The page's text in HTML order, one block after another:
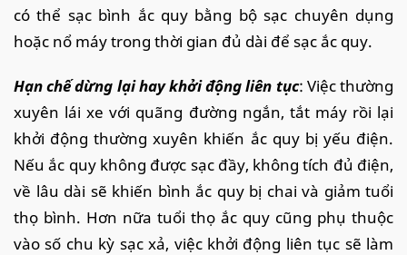
có thể sạc bình ắc quy bằng bộ sạc chuyên dụng
hoặc nổ máy trong thời gian đủ dài để sạc ắc quy.
Hạn chế dừng lại hay khởi động liên tục: Việc thường
xuyên lái xe với quãng đường ngắn, tắt máy rồi lại
khởi động thường xuyên khiến ắc quy bị yếu điện.
Nếu ắc quy không được sạc đầy, không tích đủ điện,
về lâu dài sẽ khiến bình ắc quy bị chai và giảm tuổi
thọ bình. Hơn nữa tuổi thọ ắc quy cũng phụ thuộc
vào số chu kỳ sạc xả, việc khởi động liên tục sẽ làm